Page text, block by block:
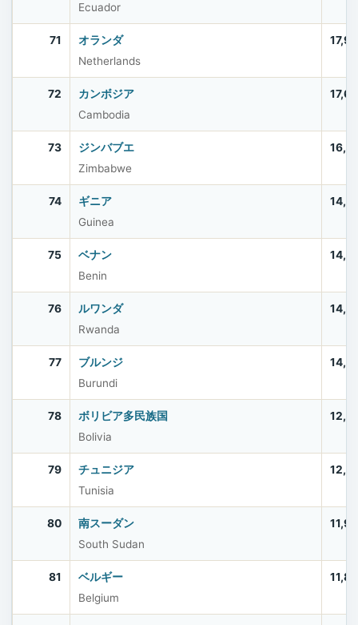
Ecuador
71
オランダ
Netherlands
72
カンボジア
Cambodia
73
ジンバブエ
Zimbabwe
74
ギニア
Guinea
75
ベナン
Benin
76
ルワンダ
Rwanda
77
ブルンジ
Burundi
78
ボリビア多民族国
Bolivia
79
チュニジア
Tunisia
80
南スーダン
South Sudan
81
ベルギー
Belgium